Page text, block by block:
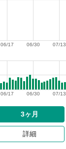
07/13
06/30
06/17
07/13
06/30
06/17
3ヶ月
詳細